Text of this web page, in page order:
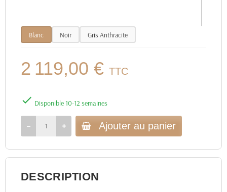
Blanc Noir Gris Anthracite
2 119,00 € TTC
 Disponible 10-12 semaines
Ajouter au panier
DESCRIPTION